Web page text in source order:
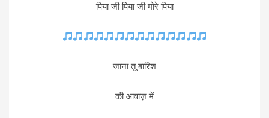
पिया जी पिया जी मोरे पिया
जाना तू बारिश
की आवाज़ में